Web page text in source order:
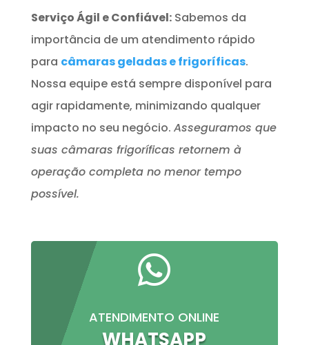
Serviço Ágil e Confiável:Sabemos da
importância de um atendimento rápido
para câmaras geladas e frigoríficas.
Nossa equipe está sempre disponível para
agir rapidamente, minimizando qualquer
impacto no seu negócio. Asseguramos que
suas câmaras frigoríficas retornem à
operação completa no menor tempo
possível.

ATENDIMENTO ONLINE
WHATSAPP